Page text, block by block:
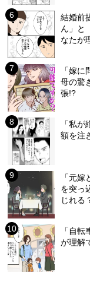
結婚前
ん」と
なたが
「嫁
母の驚
張!?
「私
額を注
「元
を突っ
じれる
「自
が理解